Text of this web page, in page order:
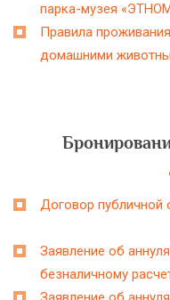
парка-музея
Правила
домашними
Договор публичной
Заявление об
безналичному